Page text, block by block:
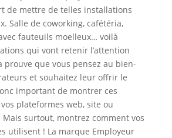
de mettre de telles installations
Salle de coworking, cafétéria,
fauteuils moelleux… voilà
qui vont retenir l’attention
prouve que vous pensez au bien-
et souhaitez leur offrir le
important de montrer ces
plateformes web, site ou
Mais surtout, montrez comment vos
utilisent ! La marque Employeur